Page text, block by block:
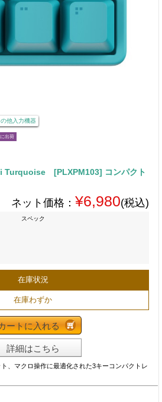
の他入力機器
出荷
Turquoise [PLXPM103] コンパクト
ネット価格： ¥6,980(税込)
スペック
在庫状況
在庫わずか
ートに入れる
詳細はこちら
、マクロ操作に最適化された3キーコンパクトレ